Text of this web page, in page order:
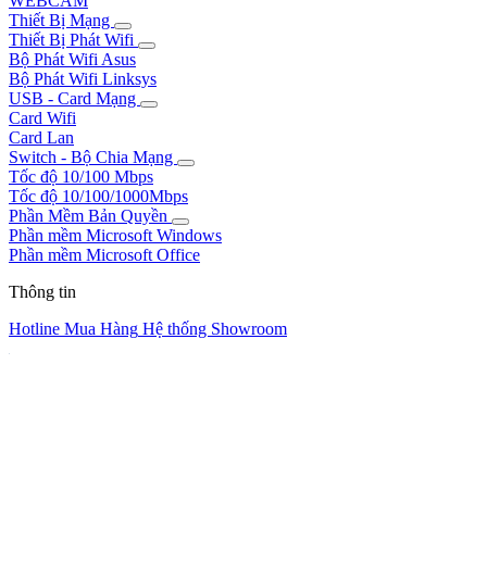
Thiết Bị Mạng
Thiết Bị Phát Wifi
Bộ Phát Wifi Asus
Bộ Phát Wifi Linksys
USB - Card Mạng
Card Wifi
Card Lan
Switch - Bộ Chia Mạng
Tốc độ 10/100 Mbps
Tốc độ 10/100/1000Mbps
Phần Mềm Bản Quyền
Phần mềm Microsoft Windows
Phần mềm Microsoft Office
Thông tin
Hotline Mua Hàng Hệ thống Showroom